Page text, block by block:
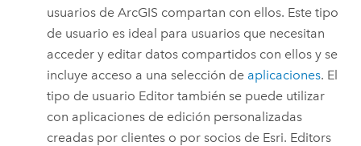
usuarios de ArcGIS compartan con ellos. Este tipo
de usuario es ideal para usuarios que necesitan
acceder y editar datos compartidos con ellos y se
incluye acceso a una selección de aplicaciones. El
tipo de usuario Editor también se puede utilizar
con aplicaciones de edición personalizadas
creadas por clientes o por socios de Esri. Editors